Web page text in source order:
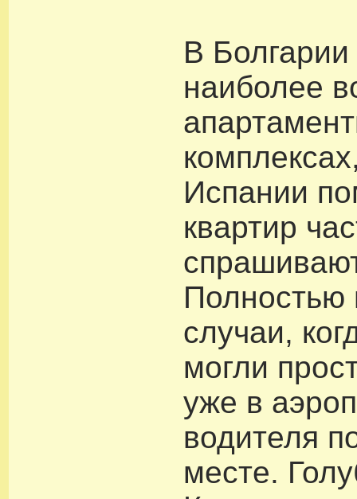
В
наиболее
Испании
квартир
Полностью
случаи,
могли
уже в
водителя
месте.